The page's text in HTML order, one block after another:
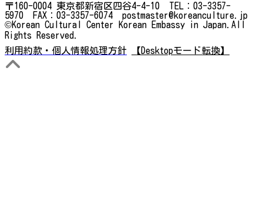
〒160-0004 東京都新宿区四谷4-4-10 TEL：03-3357-
5970 FAX：03-3357-6074 postmaster@koreanculture.jp
©Korean Cultural Center Korean Embassy in Japan.All
Rights Reserved.
利用約款・個人情報処理方針
【Desktopモード転換】